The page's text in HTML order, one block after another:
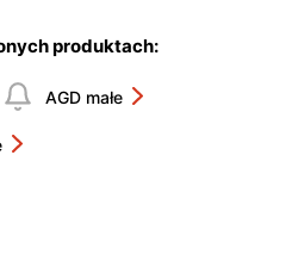
produktach:
AGD małe